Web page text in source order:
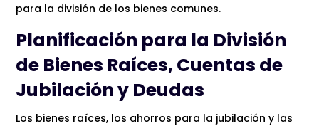
para la división de los bienes comunes.
Planificación para la División
de Bienes Raíces, Cuentas de
Jubilación y Deudas
Los bienes raíces, los ahorros para la jubilación y las